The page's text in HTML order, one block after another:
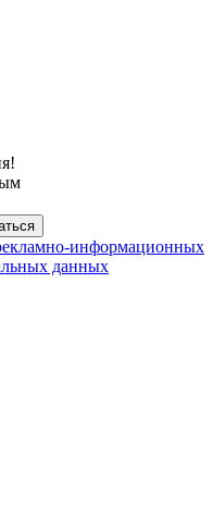
информационных
данных